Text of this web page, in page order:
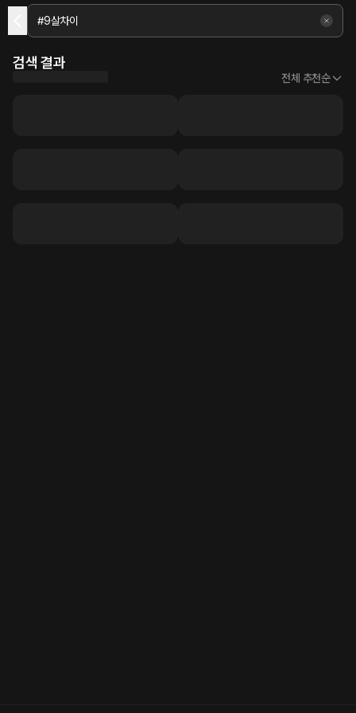
검색 결과
전체 추천순